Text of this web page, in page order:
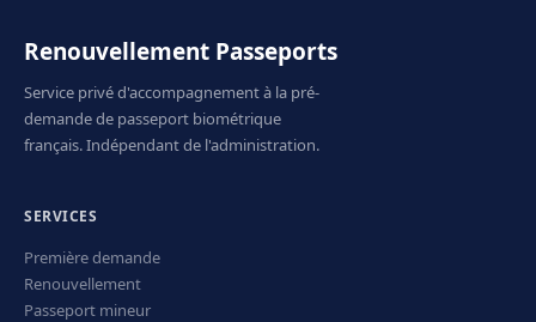
Renouvellement Passeports
Service privé d'accompagnement à la pré-
demande de passeport biométrique
français. Indépendant de l'administration.
SERVICES
Première demande
Renouvellement
Passeport mineur